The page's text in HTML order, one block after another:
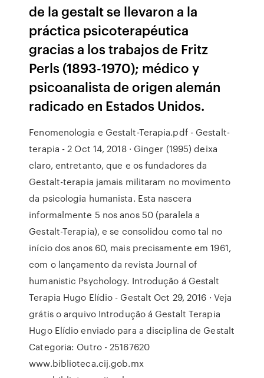
de la gestalt se llevaron a la
práctica psicoterapéutica
gracias a los trabajos de Fritz
Perls (1893-1970); médico y
psicoanalista de origen alemán
radicado en Estados Unidos.
Fenomenologia e Gestalt-Terapia.pdf - Gestalt-
terapia - 2 Oct 14, 2018 · Ginger (1995) deixa
claro, entretanto, que e os fundadores da
Gestalt-terapia jamais militaram no movimento
da psicologia humanista. Esta nascera
informalmente 5 nos anos 50 (paralela a
Gestalt-Terapia), e se consolidou como tal no
início dos anos 60, mais precisamente em 1961,
com o lançamento da revista Journal of
humanistic Psychology. Introdução á Gestalt
Terapia Hugo Elídio - Gestalt Oct 29, 2016 · Veja
grátis o arquivo Introdução á Gestalt Terapia
Hugo Elídio enviado para a disciplina de Gestalt
Categoria: Outro - 25167620
www.biblioteca.cij.gob.mx